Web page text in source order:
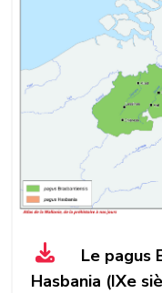
Le pagus
Hasbania (IXe